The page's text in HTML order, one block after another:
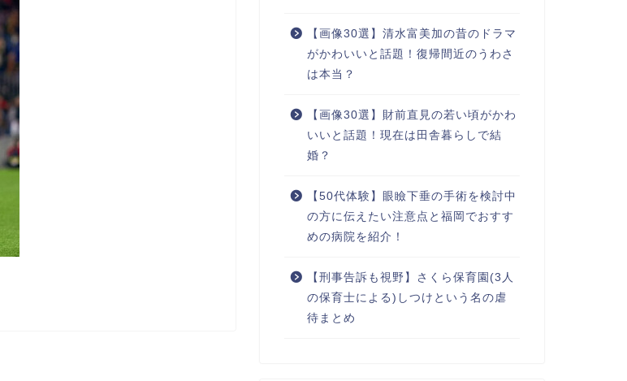
【画像30選】清水富美加の昔のドラマ
がかわいいと話題！復帰間近のうわさ
は本当？
【画像30選】財前直見の若い頃がかわ
いいと話題！現在は田舎暮らしで結
婚？
【50代体験】眼瞼下垂の手術を検討中
の方に伝えたい注意点と福岡でおすす
めの病院を紹介！
【刑事告訴も視野】さくら保育園(3人
の保育士による)しつけという名の虐
待まとめ